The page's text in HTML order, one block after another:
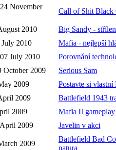
November
Call of Shit Black
2010 Big Sandy -
July 2010
Mafia - nejlepší
July 2010
Porovnání
October 2009
Serious Sam
2009
Postavte si vlastní
2009
Battlefield 1943
2009
Mafia II gameplay
2009
Javelin v akci
2009
Battlefield Bad
natura